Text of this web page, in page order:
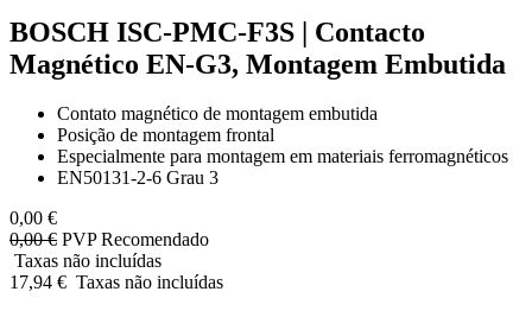
BOSCH ISC-PMC-F3S | Contacto
Magnético EN-G3, Montagem Embutida
Contato magnético de montagem embutida
Posição de montagem frontal
Especialmente para montagem em materiais ferromagnéticos
EN50131-2-6 Grau 3
0,00 €
0,00€ PVP Recomendado
Taxas não incluídas
17,94 € Taxas não incluídas